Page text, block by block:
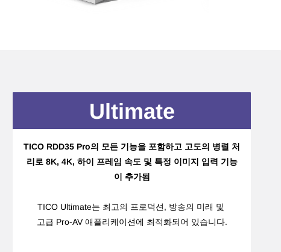
Ultimate
TICO RDD35 Pro의 모든 기능을 포함하고 고도의 병렬 처
리로 8K, 4K, 하이 프레임 속도 및 특정 이미지 입력 기능
이 추가됨
TICO Ultimate는 최고의 프로덕션, 방송의 미래 및
고급 Pro-AV 애플리케이션에 최적화되어 있습니다.